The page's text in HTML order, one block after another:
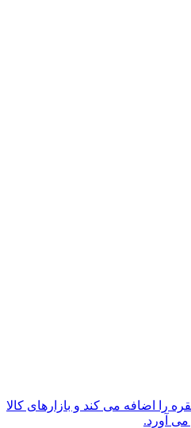
را اضافه می کند و بازارهای کالا
می آورد.